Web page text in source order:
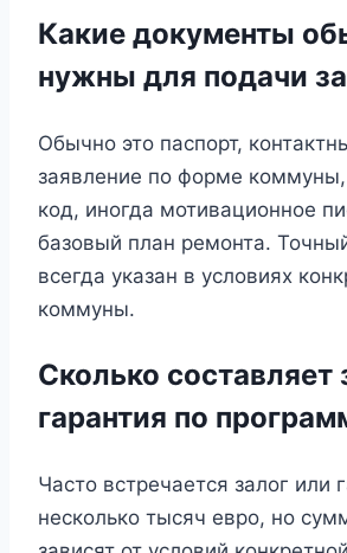
Какие документы
нужны для подачи
Обычно это паспорт,
заявление по форме
код, иногда мотивационное
базовый план ремонта.
всегда указан в условиях
коммуны.
Сколько составляет
гарантия по
Часто встречается залог или
несколько тысяч евро, но